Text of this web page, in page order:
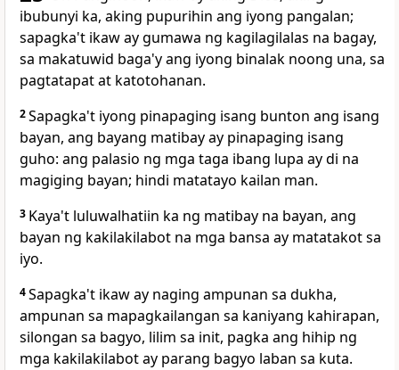
ibubunyi ka, aking pupurihin ang iyong pangalan;
sapagka't ikaw ay gumawa ng kagilagilalas na bagay,
sa makatuwid baga'y ang iyong binalak noong una, sa
pagtatapat at katotohanan.
2Sapagka't iyong pinapaging isang bunton ang isang
bayan, ang bayang matibay ay pinapaging isang
guho: ang palasio ng mga taga ibang lupa ay di na
magiging bayan; hindi matatayo kailan man.
3 Kaya't luluwalhatiin ka ng matibay na bayan, ang
bayan ng kakilakilabot na mga bansa ay matatakot sa
iyo.
4Sapagka't ikaw ay naging ampunan sa dukha,
ampunan sa mapagkailangan sa kaniyang kahirapan,
silongan sa bagyo, lilim sa init, pagka ang hihip ng
mga kakilakilabot ay parang bagyo laban sa kuta.